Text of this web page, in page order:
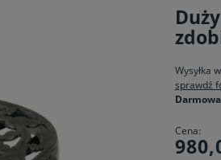
Wysyłka
sprawdź
Cena: